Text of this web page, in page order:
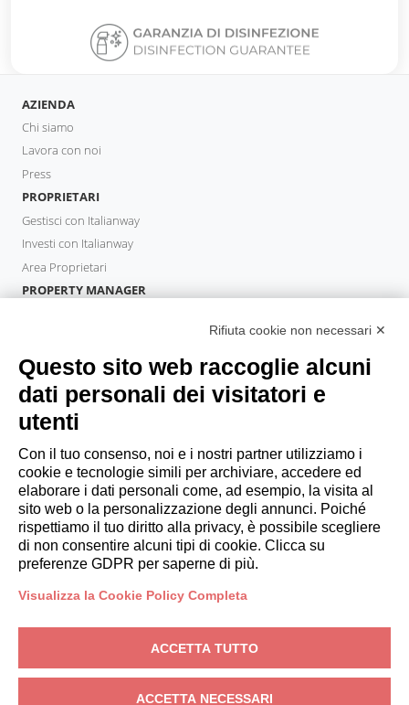
AZIENDA
Chi siamo
Lavora con noi
Press
PROPRIETARI
Gestisci con Italianway
Investi con Italianway
Area Proprietari
PROPERTY MANAGER
OSPITI
Prenota un soggiorno
Soggiorni lunghi
Esperienze per gli ospiti
Sconti per gli ospiti
Convenzioni per Aziende
booking@italianway.house
+390286882952
P.IVA: 08839180968 - PMI Innovativa
Privacy-Condizioni-Cookies-Whistleblowing
Rifiuta cookie non necessari ✕
Questo sito web raccoglie alcuni
dati personali dei visitatori e
utenti
Con il tuo consenso, noi e i nostri partner utilizziamo i
cookie e tecnologie simili per archiviare, accedere ed
elaborare i dati personali come, ad esempio, la visita al
sito web o la personalizzazione degli annunci. Poiché
rispettiamo il tuo diritto alla privacy, è possibile scegliere
di non consentire alcuni tipi di cookie. Clicca su
preferenze GDPR per saperne di più.
Visualizza la Cookie Policy Completa
ACCETTA TUTTO
ACCETTA NECESSARI